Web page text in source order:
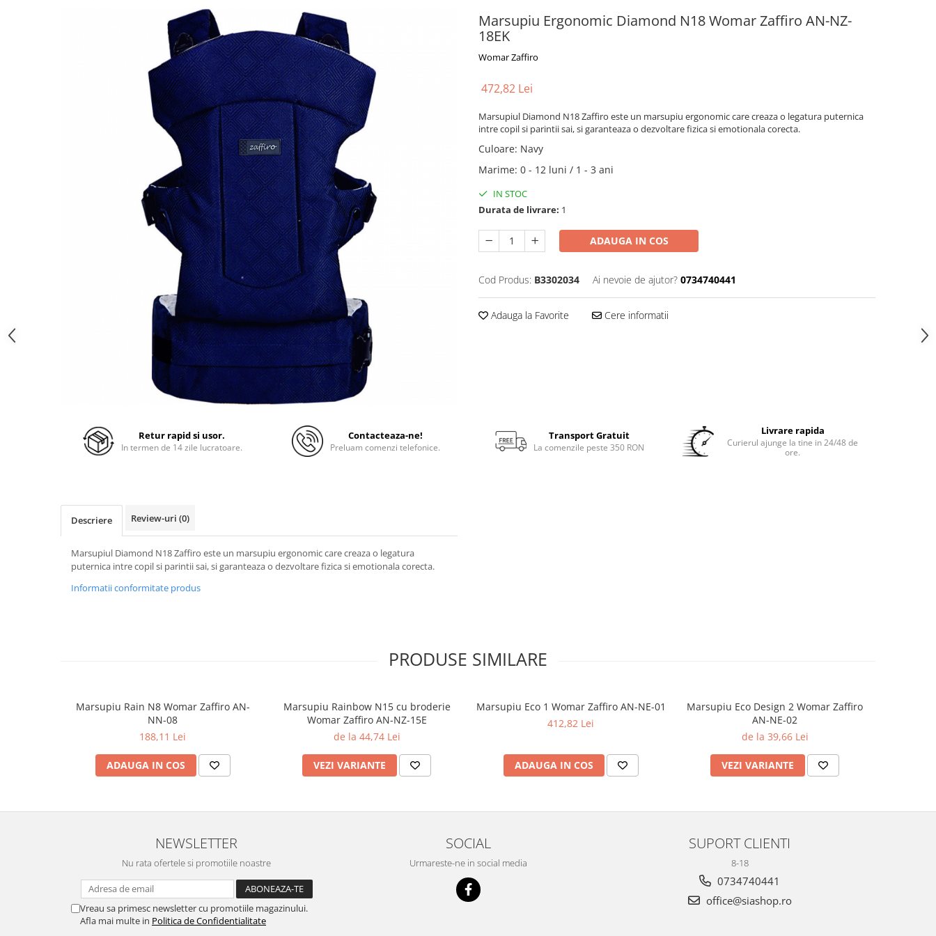
Marsupiu Ergonomic Diamond N18 Womar Zaffiro AN-NZ-
18EK
Womar Zaffiro
472,82 Lei
Marsupiul Diamond N18 Zaffiro este un marsupiu ergonomic care creaza o legatura puternica
intre copil si parintii sai, si garanteaza o dezvoltare fizica si emotionala corecta.
Culoare: Navy
Marime: 0 - 12 luni / 1 - 3 ani
IN STOC
Durata de livrare: 1
ADAUGA IN COS
Cod Produs: B3302034 Ai nevoie de ajutor? 0734740441
Adauga la Favorite Cere informatii
Retur rapid si usor.
In termen de 14 zile lucratoare.
Contacteaza-ne!
Preluam comenzi telefonice.
Transport Gratuit
La comenzile peste 350 RON
Livrare rapida
Curierul ajunge la tine in 24/48 de
ore.
Descriere Review-uri (0)
Marsupiul Diamond N18 Zaffiro este un marsupiu ergonomic care creaza o legatura
puternica intre copil si parintii sai, si garanteaza o dezvoltare fizica si emotionala corecta.
Informatii conformitate produs
PRODUSE SIMILARE
Marsupiu Rain N8 Womar Zaffiro AN-
NN-08
188,11 Lei
ADAUGA IN COS
Marsupiu Rainbow N15 cu broderie
Womar Zaffiro AN-NZ-15E
de la 44,74 Lei
VEZI VARIANTE
Marsupiu Eco 1 Womar Zaffiro AN-NE-01
412,82 Lei
ADAUGA IN COS
Marsupiu Eco Design 2 Womar Zaffiro
AN-NE-02
de la 39,66 Lei
VEZI VARIANTE
NEWSLETTER
Nu rata ofertele si promotiile noastre
Vreau sa primesc newsletter cu promotiile magazinului.
Afla mai multe in Politica de Confidentialitate
SOCIAL
Urmareste-ne in social media
SUPORT CLIENTI
8-18
0734740441
office@siashop.ro